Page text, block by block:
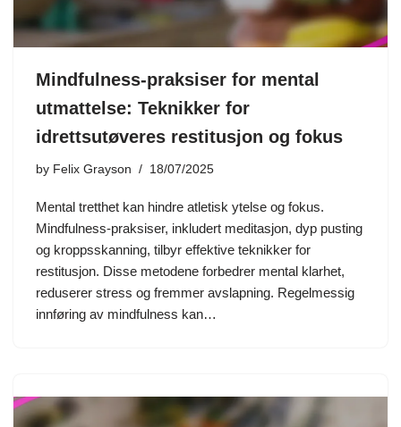
Mindfulness-praksiser for mental
utmattelse: Teknikker for
idrettsutøveres restitusjon og fokus
by Felix Grayson 18/07/2025
Mental tretthet kan hindre atletisk ytelse og fokus.
Mindfulness-praksiser, inkludert meditasjon, dyp pusting
og kroppsskanning, tilbyr effektive teknikker for
restitusjon. Disse metodene forbedrer mental klarhet,
reduserer stress og fremmer avslapning. Regelmessig
innføring av mindfulness kan…